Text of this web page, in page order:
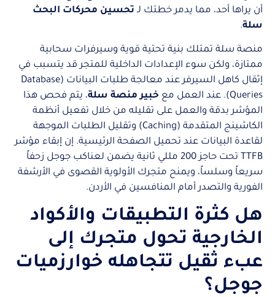
أن يراها أحد، مما يدمر خطتك لـ تحسين محركات البحث
سلة.
منصة سلة تمتلك بنية تحتية قوية وسيرفرات سحابية
ممتازة، ولكن سوء الإعدادات الداخلية للمتجر قد يتسبب في
إثقال كاهل السيرفر عند معالجة طلبات البيانات (Database
Queries). عند العمل مع
خبير منصة سلة، يتم فحص هذا
المؤشر بدقة والعمل على تقليله من خلال تفعيل أنظمة
الكاشينج المتقدمة (Caching) وتقليل الطلبات الموجهة
لقاعدة البيانات عند تحميل الصفحة الرئيسية. إن إبقاء مؤشر
TTFB تحت حاجز 200 مللي ثانية يضمن لعناكب جوجل زحفاً
سريعاً وسلساً، ويمنح متجرك الأولوية القصوى في الأرشفة
الفورية والتصدر أمام المنافسين في الأردن.
هل كثرة التطبيقات والأكواد
الخارجية تحول متجرك إلى
عبء ثقيل تتجاهله خوارزميات
جوجل؟